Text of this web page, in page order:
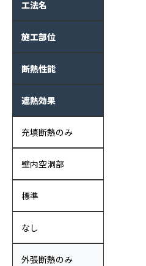
工法名
施工部位
断熱性能
遮熱効果
充填断熱のみ
壁内空洞部
標準
なし
外張断熱のみ